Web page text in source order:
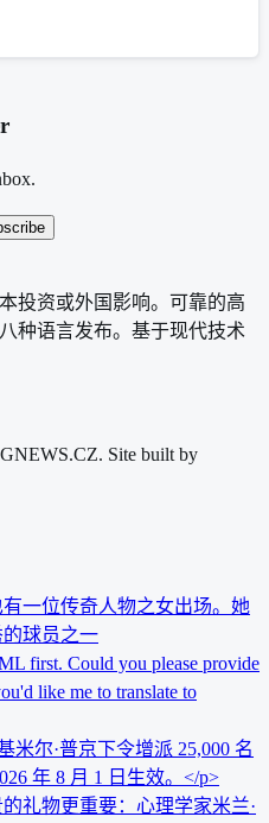
投资或外国影响。可靠的高
种语言发布。基于现代技术
Site built by
一位传奇人物之女出场。她
球员之一
first. Could you please provide
like me to translate to
米尔·普京下令增派 25,000 名
年 8 月 1 日生效。</p>
礼物更重要：心理学家米兰·